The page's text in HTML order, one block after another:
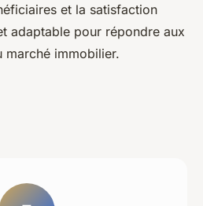
et la satisfaction
adaptable pour répondre aux
marché immobilier.